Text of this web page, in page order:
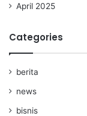
April 2025
Categories
berita
news
bisnis